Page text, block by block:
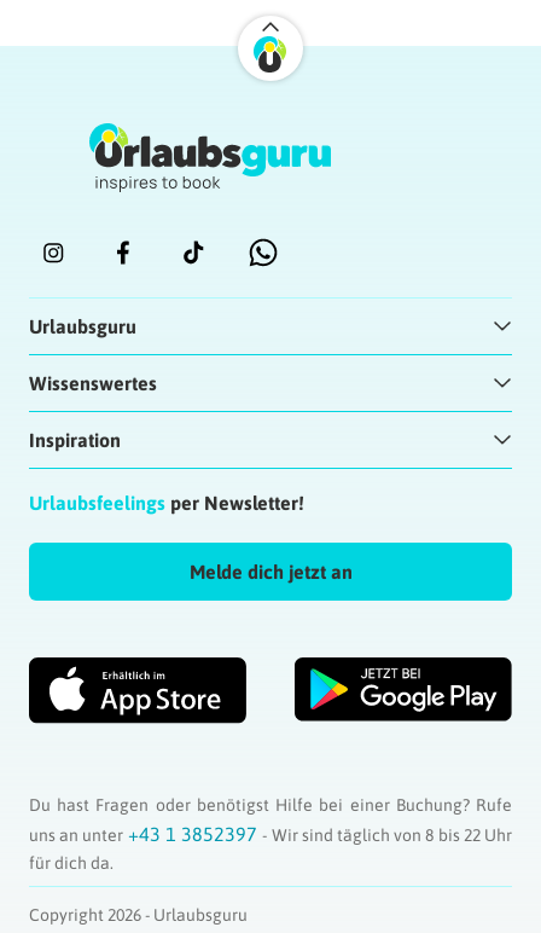
Urlaubsguru
Wissenswertes
Inspiration
Urlaubsfeelings per Newsletter!
Melde dich jetzt an
Du hast Fragen oder benötigst Hilfe bei einer Buchung? Rufe
uns an unter +43 1 3852397- Wir sind täglich von 8 bis 22 Uhr
für dich da.
Copyright 2026 - Urlaubsguru